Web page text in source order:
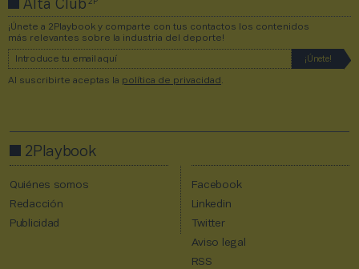
Alta Club2P
¡Únete a 2Playbook y comparte con tus contactos los contenidos
más relevantes sobre la industria del deporte!
Al suscribirte aceptas la política de privacidad .
2Playbook
Quiénes somos
Redacción
Publicidad
Facebook
Linkedin
Twitter
Aviso legal
RSS